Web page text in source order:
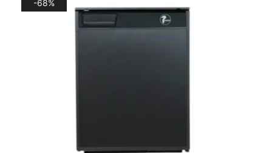
₺26.345,76.
-68%